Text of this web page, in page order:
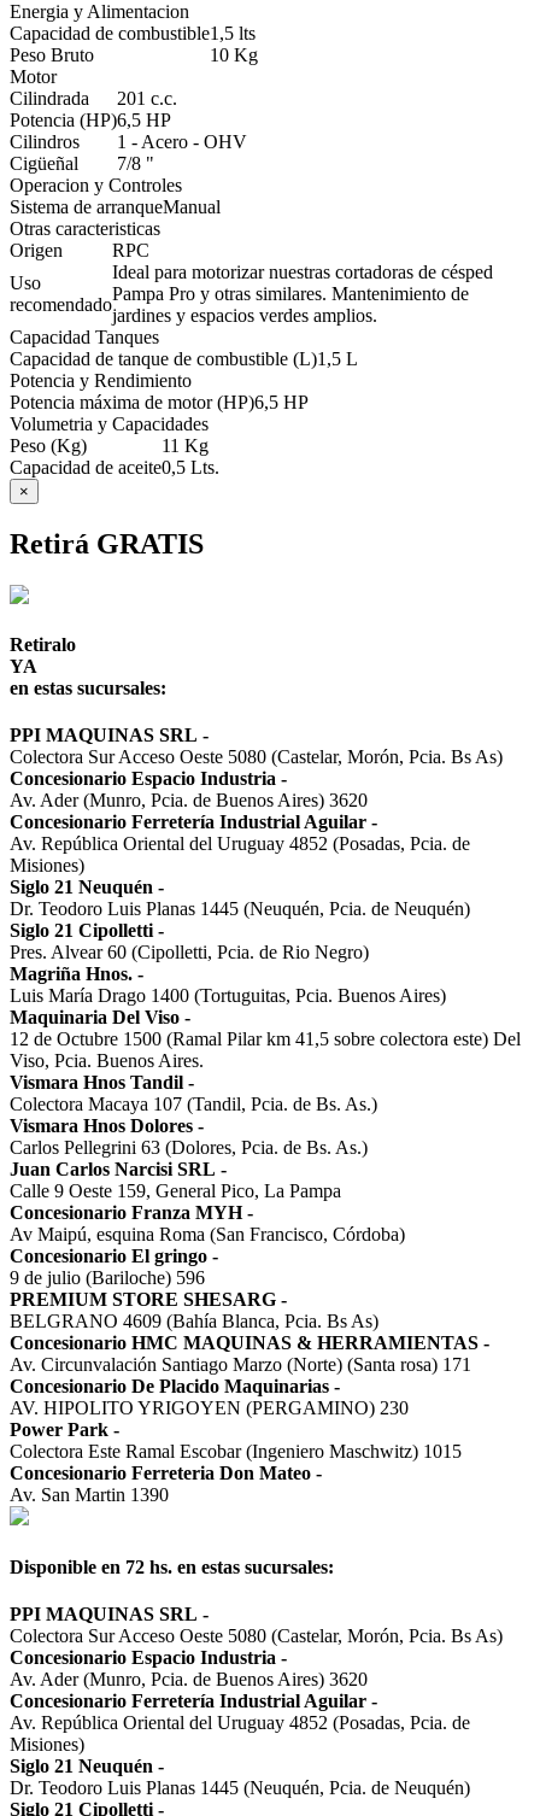
Energia y Alimentacion
Capacidad de combustible1,5 lts
Peso Bruto
10 Kg
Motor
Cilindrada
201 c.c.
Potencia (HP)6,5 HP
Cilindros
1 - Acero - OHV
Cigüeñal
7/8 "
Operacion y Controles
Sistema de arranqueManual
Otras caracteristicas
Origen
RPC
Uso
recomendado
Ideal para motorizar nuestras cortadoras de césped
Pampa Pro y otras similares. Mantenimiento de
jardines y espacios verdes amplios.
Capacidad Tanques
Capacidad de tanque de combustible (L)1,5 L
Potencia y Rendimiento
Potencia máxima de motor (HP)6,5 HP
Volumetria y Capacidades
Peso (Kg)
11 Kg
Capacidad de aceite0,5 Lts.
×
Retirá GRATIS
Retiralo
YA
en estas sucursales:
PPI MAQUINAS SRL -
Colectora Sur Acceso Oeste 5080 (Castelar, Morón, Pcia. Bs As)
Concesionario Espacio Industria -
Av. Ader (Munro, Pcia. de Buenos Aires) 3620
Concesionario Ferretería Industrial Aguilar -
Av. República Oriental del Uruguay 4852 (Posadas, Pcia. de
Misiones)
Siglo 21 Neuquén -
Dr. Teodoro Luis Planas 1445 (Neuquén, Pcia. de Neuquén)
Siglo 21 Cipolletti -
Pres. Alvear 60 (Cipolletti, Pcia. de Rio Negro)
Magriña Hnos. -
Luis María Drago 1400 (Tortuguitas, Pcia. Buenos Aires)
Maquinaria Del Viso -
12 de Octubre 1500 (Ramal Pilar km 41,5 sobre colectora este) Del
Viso, Pcia. Buenos Aires.
Vismara Hnos Tandil -
Colectora Macaya 107 (Tandil, Pcia. de Bs. As.)
Vismara Hnos Dolores -
Carlos Pellegrini 63 (Dolores, Pcia. de Bs. As.)
Juan Carlos Narcisi SRL -
Calle 9 Oeste 159, General Pico, La Pampa
Concesionario Franza MYH -
Av Maipú, esquina Roma (San Francisco, Córdoba)
Concesionario El gringo -
9 de julio (Bariloche) 596
PREMIUM STORE SHESARG -
BELGRANO 4609 (Bahía Blanca, Pcia. Bs As)
Concesionario HMC MAQUINAS & HERRAMIENTAS -
Av. Circunvalación Santiago Marzo (Norte) (Santa rosa) 171
Concesionario De Placido Maquinarias -
AV. HIPOLITO YRIGOYEN (PERGAMINO) 230
Power Park -
Colectora Este Ramal Escobar (Ingeniero Maschwitz) 1015
Concesionario Ferreteria Don Mateo -
Av. San Martin 1390
Disponible en 72 hs. en estas sucursales:
PPI MAQUINAS SRL -
Colectora Sur Acceso Oeste 5080 (Castelar, Morón, Pcia. Bs As)
Concesionario Espacio Industria -
Av. Ader (Munro, Pcia. de Buenos Aires) 3620
Concesionario Ferretería Industrial Aguilar -
Av. República Oriental del Uruguay 4852 (Posadas, Pcia. de
Misiones)
Siglo 21 Neuquén -
Dr. Teodoro Luis Planas 1445 (Neuquén, Pcia. de Neuquén)
Siglo 21 Cipolletti -